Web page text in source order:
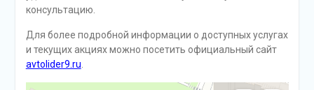
консультацию.
Для более подробной информации о доступных услугах
и текущих акциях можно посетить официальный сайт
avtolider9.ru.